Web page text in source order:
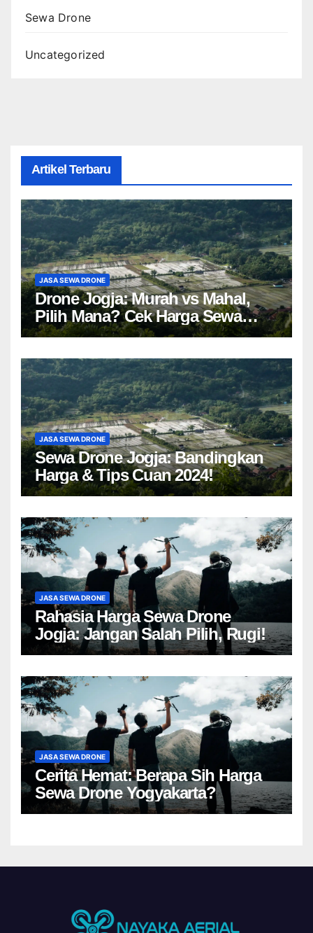
Sewa Drone
Uncategorized
Artikel Terbaru
JASA SEWA DRONE
Drone Jogja: Murah vs Mahal,
Pilih Mana? Cek Harga Sewa
Drone Yogyakarta!
JASA SEWA DRONE
Sewa Drone Jogja: Bandingkan
Harga & Tips Cuan 2024!
JASA SEWA DRONE
Rahasia Harga Sewa Drone
Jogja: Jangan Salah Pilih, Rugi!
JASA SEWA DRONE
Cerita Hemat: Berapa Sih Harga
Sewa Drone Yogyakarta?